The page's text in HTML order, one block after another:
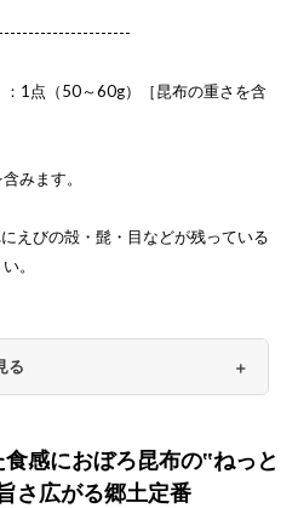
1点（50～60g）［昆布の重さを含
みます。
えびの殻・髭・目などが残っている
。
る
感におぼろ昆布の‟ねっと
さ広がる郷土定番